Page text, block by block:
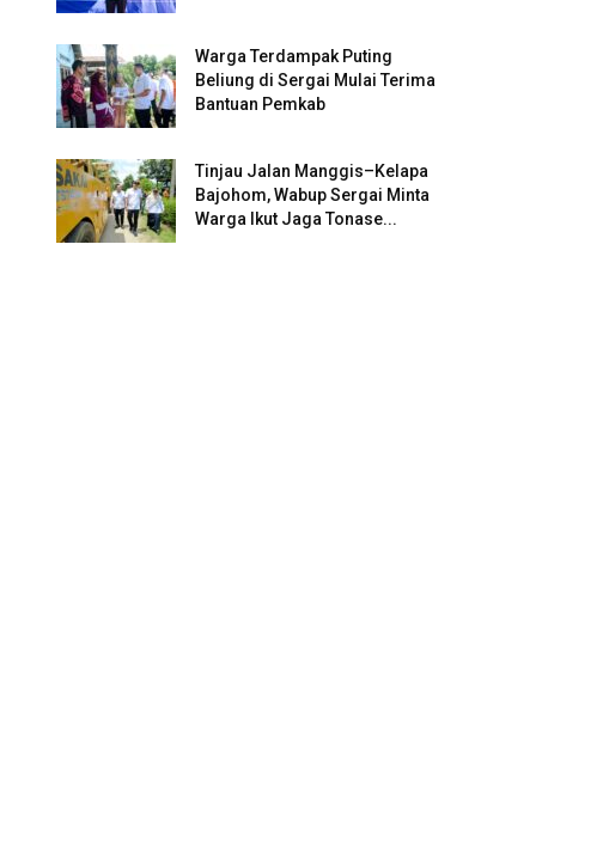
Warga Terdampak Puting
Beliung di Sergai Mulai Terima
Bantuan Pemkab
Tinjau Jalan Manggis–Kelapa
Bajohom, Wabup Sergai Minta
Warga Ikut Jaga Tonase...